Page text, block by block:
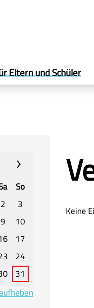
Eltern und Schüler
So
2
3
9
10
17
24
31
Keine